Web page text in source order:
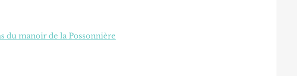
du manoir de la Possonnière